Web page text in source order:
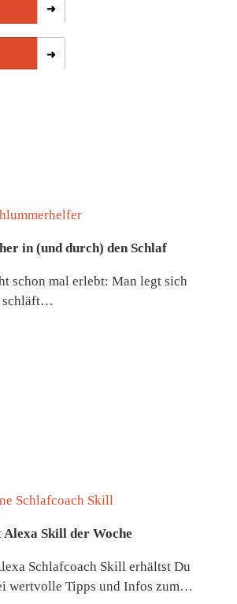
in (und durch) den Schlaf
schon mal erlebt: Man legt sich
schläft…
Schlafcoach Skill
Skill der Woche
Schlafcoach Skill erhältst Du
wertvolle Tipps und Infos zum…